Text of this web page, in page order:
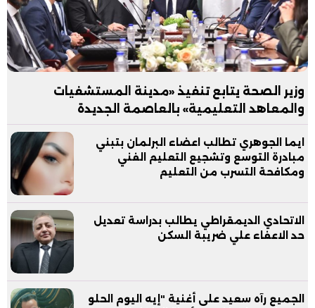
وزير الصحة يتابع تنفيذ «مدينة المستشفيات
والمعاهد التعليمية» بالعاصمة الجديدة
ايما الجوهري تطالب اعضاء البرلمان بتبني
مبادرة التوسع وتشجيع التعليم الفني
ومكافحة التسرب من التعليم
الاتحادي الديمقراطي يطالب بدراسة تعديل
حد الاعفاء علي ضريبة السكن
الجميع رآه سعيد على أغنية "إيه اليوم الحلو